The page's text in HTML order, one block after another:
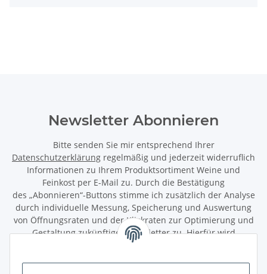
Newsletter Abonnieren
Bitte senden Sie mir entsprechend Ihrer
Datenschutzerklärung regelmäßig und jederzeit widerruflich
Informationen zu Ihrem Produktsortiment Weine und
Feinkost per E-Mail zu. Durch die Bestätigung
des „Abonnieren“-Buttons stimme ich zusätzlich der Analyse
durch individuelle Messung, Speicherung und Auswertung
von Öffnungsraten und der Klickraten zur Optimierung und
Gestaltung zukünftiger Newsletter zu. Hierfür wird
das Nutzungsverhalten in pseudonymisierter Form